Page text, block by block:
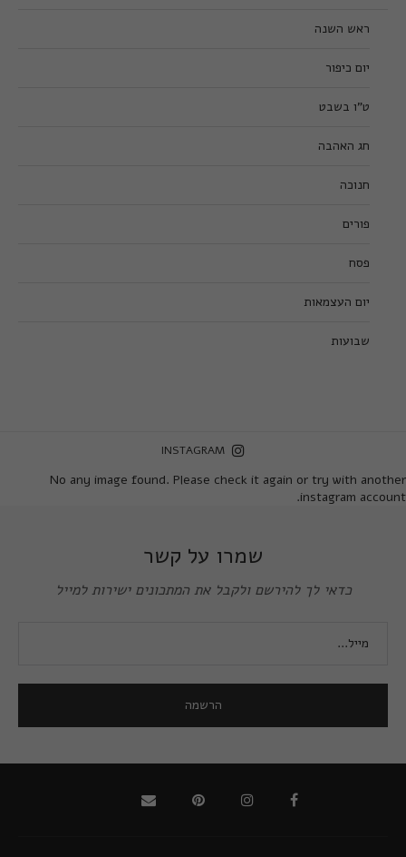
ראש השנה
יום כיפור
ט”ו בשבט
חג האהבה
חנוכה
פורים
פסח
יום העצמאות
שבועות
INSTAGRAM
No any image found. Please check it again or try with another
instagram account.
שמרו על קשר
כדאי לך להירשם ולקבל את המתכונים ישירות למייל